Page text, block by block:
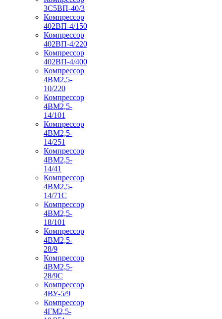
3С5ВП-40/3
Компрессор
402ВП-4/150
Компрессор
402ВП-4/220
Компрессор
402ВП-4/400
Компрессор
4ВМ2,5-
10/220
Компрессор
4ВМ2,5-
14/101
Компрессор
4ВМ2,5-
14/251
Компрессор
4ВМ2,5-
14/41
Компрессор
4ВМ2,5-
14/71C
Компрессор
4ВМ2,5-
18/101
Компрессор
4ВМ2,5-
28/9
Компрессор
4ВМ2,5-
28/9С
Компрессор
4ВУ-5/9
Компрессор
4ГМ2,5-